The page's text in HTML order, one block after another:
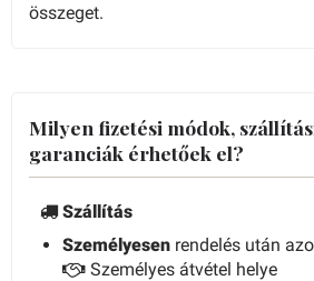
összeget.
Milyen fizetési módok,
garanciák érhetőek el?
Szállítás
Személyesen rendelés után
Személyes átvétel helye